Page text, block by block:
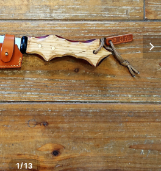
1/13